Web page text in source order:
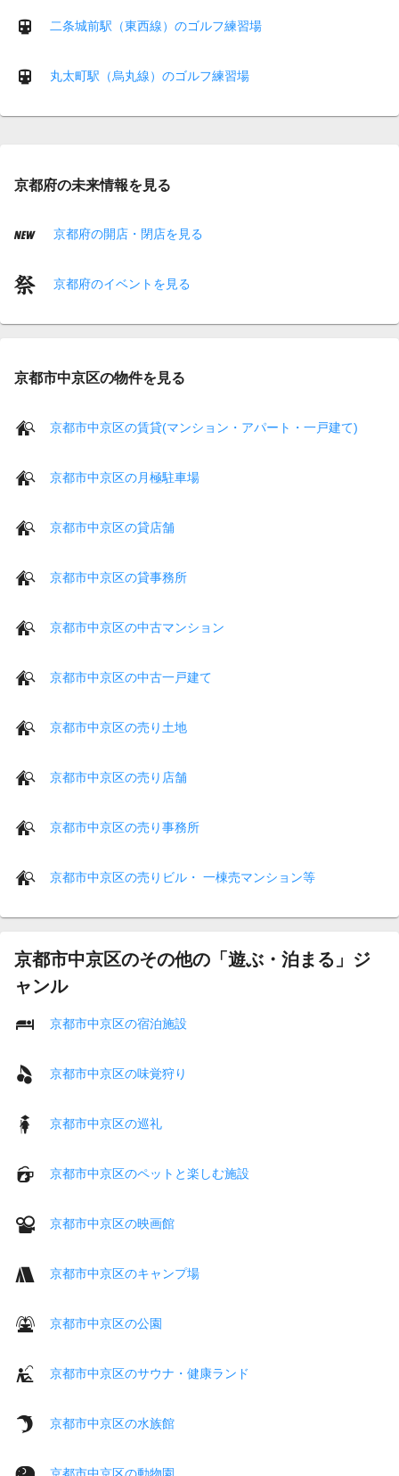
二条城前駅（東西線）のゴルフ練習場
丸太町駅（烏丸線）のゴルフ練習場
京都府の未来情報を見る
京都府の開店・閉店を見る
京都府のイベントを見る
京都市中京区の物件を見る
京都市中京区の賃貸(マンション・アパート・一戸建て)
京都市中京区の月極駐車場
京都市中京区の貸店舗
京都市中京区の貸事務所
京都市中京区の中古マンション
京都市中京区の中古一戸建て
京都市中京区の売り土地
京都市中京区の売り店舗
京都市中京区の売り事務所
京都市中京区の売りビル・ 一棟売マンション等
京都市中京区のその他の「遊ぶ・泊まる」ジ
ャンル
京都市中京区の宿泊施設
京都市中京区の味覚狩り
京都市中京区の巡礼
京都市中京区のペットと楽しむ施設
京都市中京区の映画館
京都市中京区のキャンプ場
京都市中京区の公園
京都市中京区のサウナ・健康ランド
京都市中京区の水族館
京都市中京区の動物園